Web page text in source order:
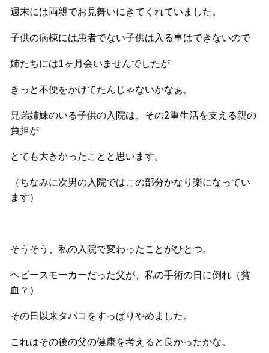
週末には両親でお見舞いにきてくれていました。
子供の病棟には患者でない子供は入る事はできないので
姉たちには1ヶ月会いませんでしたが
きっと不便をかけてたんじゃないかなぁ。
兄弟姉妹のいる子供の入院は、その2重生活を支える親の
負担が
とても大きかったことと思います。
（ちなみに次男の入院ではこの部分かなり楽になってい
ます）
そうそう、私の入院で変わったことがひとつ。
ヘビースモーカーだった父が、私の手術の日に倒れ（貧
血？）
その日以来タバコをすっぱりやめました。
これはその後の父の健康を考えると良かったかな。